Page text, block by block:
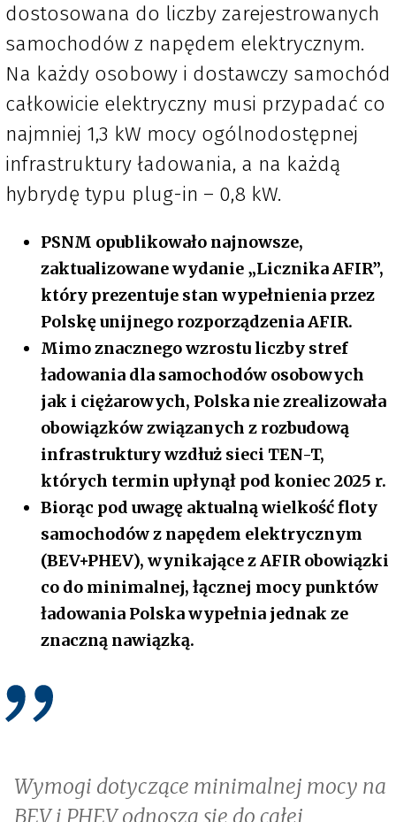
dostosowana do liczby zarejestrowanych
samochodów z napędem elektrycznym.
Na każdy osobowy i dostawczy samochód
całkowicie elektryczny musi przypadać co
najmniej 1,3 kW mocy ogólnodostępnej
infrastruktury ładowania, a na każdą
hybrydę typu plug-in – 0,8 kW.
PSNM opublikowało najnowsze,
zaktualizowane wydanie „Licznika AFIR”,
który prezentuje stan wypełnienia przez
Polskę unijnego rozporządzenia AFIR.
Mimo znacznego wzrostu liczby stref
ładowania dla samochodów osobowych
jak i ciężarowych, Polska nie zrealizowała
obowiązków związanych z rozbudową
infrastruktury wzdłuż sieci TEN-T,
których termin upłynął pod koniec 2025 r.
Biorąc pod uwagę aktualną wielkość floty
samochodów z napędem elektrycznym
(BEV+PHEV), wynikające z AFIR obowiązki
co do minimalnej, łącznej mocy punktów
ładowania Polska wypełnia jednak ze
znaczną nawiązką.
Wymogi dotyczące minimalnej mocy na
BEV i PHEV odnoszą się do całej